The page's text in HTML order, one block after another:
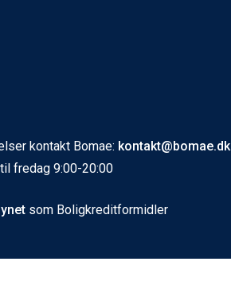
kontakt Bomae: kontakt@bomae.dk
fredag 9:00-20:00
som Boligkreditformidler